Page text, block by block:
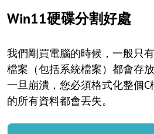
Win11硬碟分割好處
我們剛買電腦的時候，一般只
檔案（包括系統檔案）都會存
一旦崩潰，您必須格式化整個
的所有資料都會丟失。